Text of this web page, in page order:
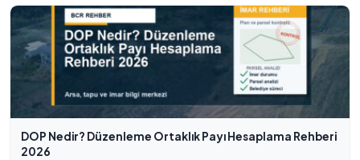
DOP Nedir? Düzenleme Ortaklık Payı Hesaplama Rehberi
2026